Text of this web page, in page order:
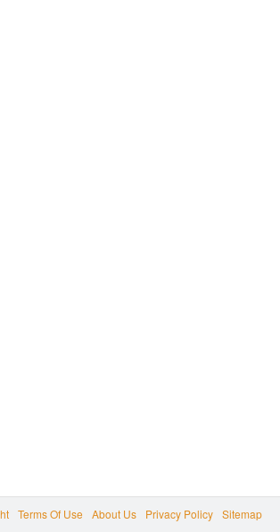
Terms Of Use About Us Privacy Policy
Sitemap